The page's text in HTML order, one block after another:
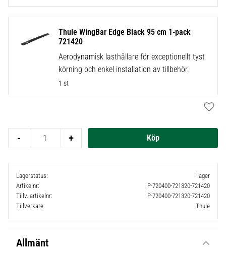
Thule WingBar Edge Black 95 cm 1-pack
721420
Aerodynamisk lasthållare för exceptionellt tyst
körning och enkel installation av tillbehör.
1 st
+
-
Lagerstatus
I lager
Artikelnr
P-720400-721320-721420
Tillv. artikelnr
P-720400-721320-721420
Tillverkare
Thule
Allmänt